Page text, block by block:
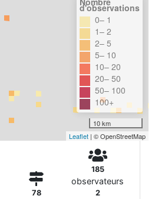
d'observations
0– 1
1– 2
2– 5
5– 10
10– 20
20– 50
50– 100
100+
10 km
Leaflet | © OpenStreetMap
78
185
observateurs
2